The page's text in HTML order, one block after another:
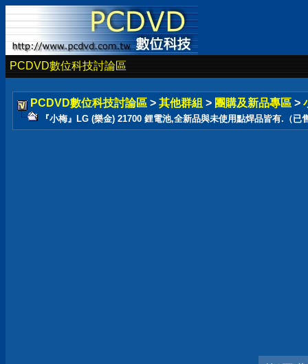
PCDVD數位科技討論區
PCDVD數位科技討論區 > 其他群組 > 團購及新品專區 >
『小梅』LG (樂金) 21700 鋰電池,全新品與未使用點焊品皆有.（已